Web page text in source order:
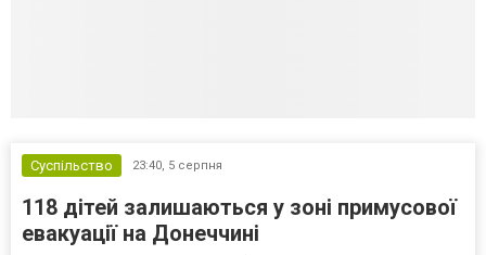
Суспільство 23:40, 5 серпня
118 дітей залишаються у зоні примусової
евакуації на Донеччині